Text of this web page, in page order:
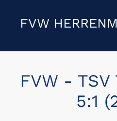
FVW
FVW -
5:1